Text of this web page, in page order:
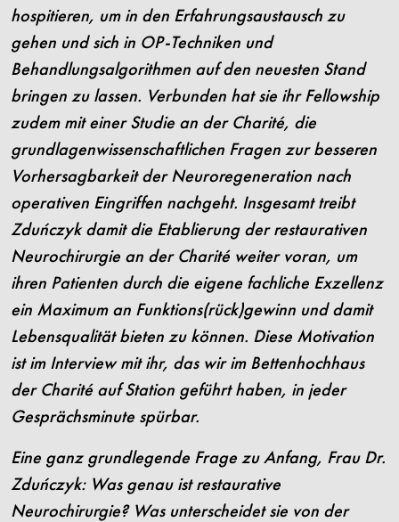
hospitieren, um in den Erfahrungsaustausch zu
gehen und sich in OP-Techniken und
Behandlungsalgorithmen auf den neuesten Stand
bringen zu lassen. Verbunden hat sie ihr Fellowship
zudem mit einer Studie an der Charité, die
grundlagenwissenschaftlichen Fragen zur besseren
Vorhersagbarkeit der Neuroregeneration nach
operativen Eingriffen nachgeht. Insgesamt treibt
Zduńczyk damit die Etablierung der restaurativen
Neurochirurgie an der Charité weiter voran, um
ihren Patienten durch die eigene fachliche Exzellenz
ein Maximum an Funktions(rück)gewinn und damit
Lebensqualität bieten zu können. Diese Motivation
ist im Interview mit ihr, das wir im Bettenhochhaus
der Charité auf Station geführt haben, in jeder
Gesprächsminute spürbar.
Eine ganz grundlegende Frage zu Anfang, Frau Dr.
Zduńczyk: Was genau ist restaurative
Neurochirurgie? Was unterscheidet sie von der